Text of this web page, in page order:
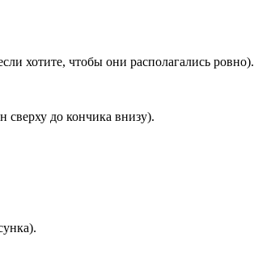
хотите, чтобы они располагались ровно).
сверху до кончика внизу).